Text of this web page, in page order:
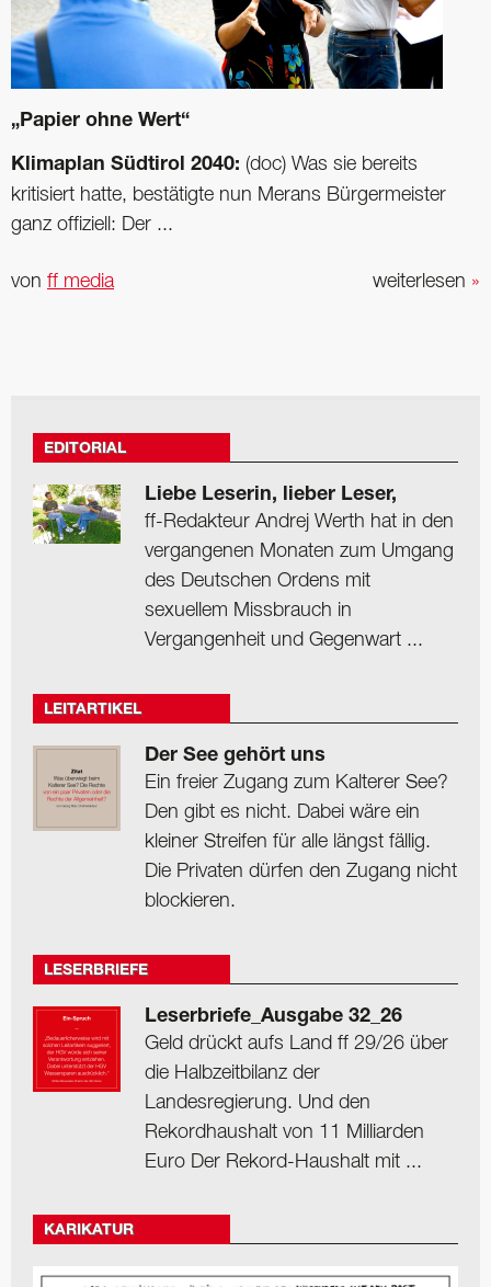
„Papier ohne Wert“
Klimaplan Südtirol 2040: (doc) Was sie bereits
kritisiert hatte, bestätigte nun Merans Bürgermeister
ganz offiziell: Der ...
weiterlesen »
von ff media
EDITORIAL
Liebe Leserin, lieber Leser,
ff-Redakteur Andrej Werth hat in den
vergangenen Monaten zum Umgang
des Deutschen Ordens mit
sexuellem Missbrauch in
Vergangenheit und Gegenwart ...
LEITARTIKEL
Der See gehört uns
Ein freier Zugang zum Kalterer See?
Den gibt es nicht. Dabei wäre ein
kleiner Streifen für alle längst fällig.
Die Privaten dürfen den Zugang nicht
blockieren.
LESERBRIEFE
Leserbriefe_Ausgabe 32_26
Geld drückt aufs Land ff 29/26 über
die Halbzeitbilanz der
Landesregierung. Und den
Rekordhaushalt von 11 Milliarden
Euro Der Rekord-Haushalt mit ...
KARIKATUR